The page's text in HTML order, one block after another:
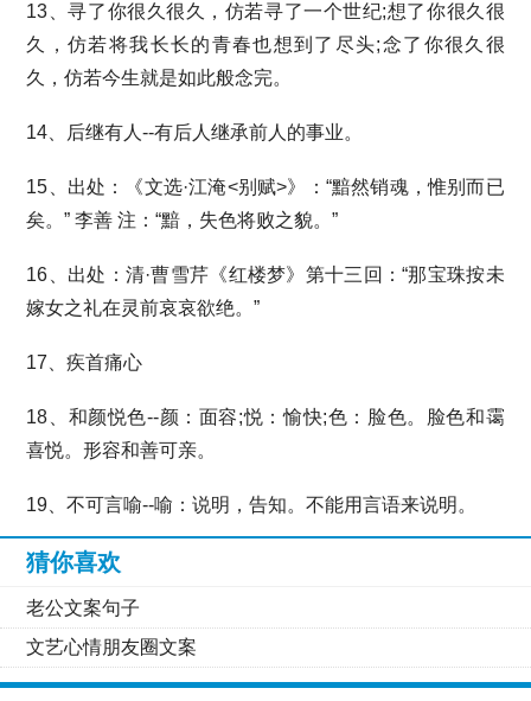
13、寻了你很久很久，仿若寻了一个世纪;想了你很久很
久，仿若将我长长的青春也想到了尽头;念了你很久很
久，仿若今生就是如此般念完。
14、后继有人--有后人继承前人的事业。
15、出处：《文选·江淹<别赋>》：“黯然销魂，惟别而已
矣。” 李善 注：“黯，失色将败之貌。”
16、出处：清·曹雪芹《红楼梦》第十三回：“那宝珠按未
嫁女之礼在灵前哀哀欲绝。”
17、疾首痛心
18、和颜悦色--颜：面容;悦：愉快;色：脸色。脸色和霭
喜悦。形容和善可亲。
19、不可言喻--喻：说明，告知。不能用言语来说明。
猜你喜欢
老公文案句子
文艺心情朋友圈文案